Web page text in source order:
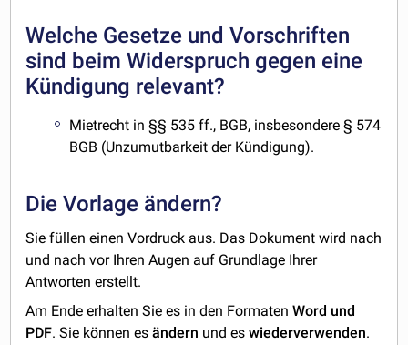
Welche Gesetze und Vorschriften
sind beim Widerspruch gegen eine
Kündigung relevant?
Mietrecht in §§ 535 ff., BGB, insbesondere § 574
BGB (Unzumutbarkeit der Kündigung).
Die Vorlage ändern?
Sie füllen einen Vordruck aus. Das Dokument wird nach
und nach vor Ihren Augen auf Grundlage Ihrer
Antworten erstellt.
Am Ende erhalten Sie es in den FormatenWord und
PDF. Sie können esändern und eswiederverwenden.